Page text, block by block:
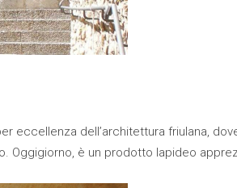
eccellenza dell’architettura friulana,
Oggigiorno, è un prodotto lapideo